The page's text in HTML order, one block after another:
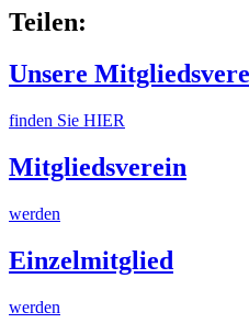
Teilen:
Unsere
finden Sie HIER
Mitgliedsverein
werden
Einzelmitglied
werden